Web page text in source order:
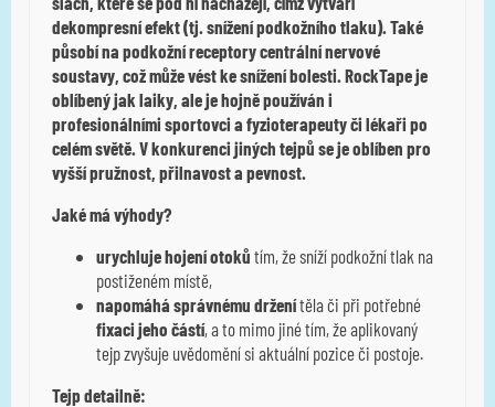
dekompresní efekt (tj. snížení podkožního tlaku). Také
působí na podkožní receptory centrální nervové
soustavy, což může vést ke snížení bolesti. RockTape je
oblíbený jak laiky, ale je hojně používán i
profesionálními sportovci a fyzioterapeuty či lékaři po
celém světě. V konkurenci jiných tejpů se je oblíben pro
vyšší pružnost, přilnavost a pevnost.
Jaké má výhody?
urychluje hojení otoků tím, že sníží podkožní tlak na
postiženém místě,
napomáhá správnému drženítěla či při potřebné
fixaci jeho částí, a to mimo jiné tím, že aplikovaný
tejp zvyšuje uvědomění si aktuální pozice či postoje.
Tejp detailně: